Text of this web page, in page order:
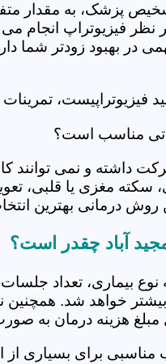
پزشک، به مقدار
فیزیوتراپ انجام
بهبود زودتر شما
فیزیوتراپیست، تمرینات
مناسب است؟
و نمی توانند کار
مغزی یا قلبی،
درمانی بهترین
آباد چقدر است؟
نوع بیماری، تعداد
بیشتر خواهد شد.
هزینه درمان به
مناسبی برای